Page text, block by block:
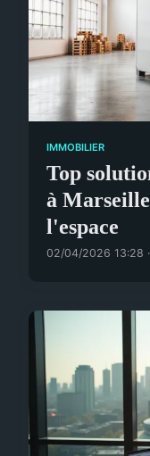
IMMOBILIER
Top
à
l'espace
02/04/2026 13:28